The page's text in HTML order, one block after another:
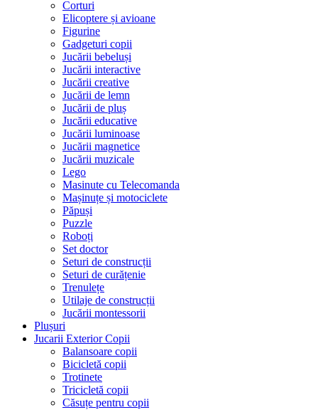
Corturi
Elicoptere și avioane
Figurine
Gadgeturi copii
Jucării bebeluși
Jucării interactive
Jucării creative
Jucării de lemn
Jucării de pluș
Jucării educative
Jucării luminoase
Jucării magnetice
Jucării muzicale
Lego
Masinute cu Telecomanda
Mașinuțe și motociclete
Păpuși
Puzzle
Roboți
Set doctor
Seturi de construcții
Seturi de curățenie
Trenulețe
Utilaje de construcții
Jucării montessorii
Plușuri
Jucarii Exterior Copii
Balansoare copii
Bicicletă copii
Trotinete
Tricicletă copii
Căsuțe pentru copii